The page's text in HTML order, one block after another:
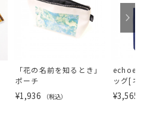
「花の名前を知るとき」
ポーチ
¥1,936 （税込）
echoes
ッグ[ネ
¥3,565